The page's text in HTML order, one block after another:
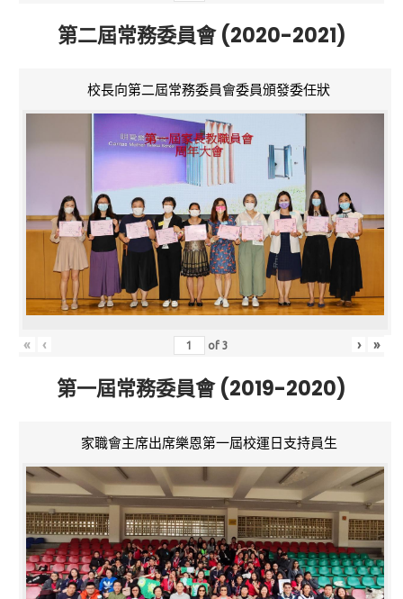
第二屆常務委員會 (2020-2021)
校長向第二屆常務委員會委員頒發委任狀
« ‹ of3 › »
第一屆常務委員會 (2019-2020)
家職會主席出席樂恩第一屆校運日支持員生